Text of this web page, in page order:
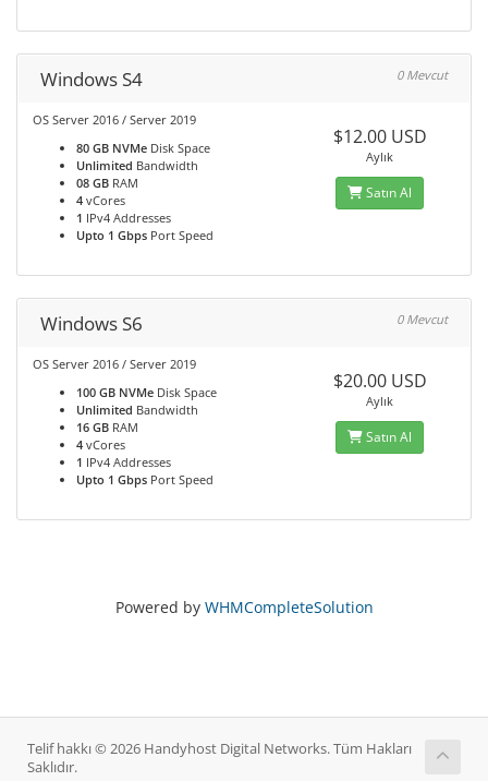
Windows S4 0 Mevcut
OS Server 2016 / Server 2019
80 GB NVMe Disk Space
Unlimited Bandwidth
08 GB RAM
4 vCores
1 IPv4 Addresses
Upto 1 Gbps Port Speed
$12.00 USD
Aylık
Satın Al
Windows S6 0 Mevcut
OS Server 2016 / Server 2019
100 GB NVMe Disk Space
Unlimited Bandwidth
16 GB RAM
4 vCores
1 IPv4 Addresses
Upto 1 Gbps Port Speed
$20.00 USD
Aylık
Satın Al
Powered by WHMCompleteSolution
Telif hakkı © 2026 Handyhost Digital Networks. Tüm Hakları
Saklıdır.